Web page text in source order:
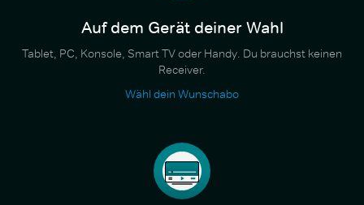
Auf dem Gerät deiner Wahl
Tablet, PC, Konsole, Smart TV oder Handy. Du brauchst keinen
Receiver.
Wähl dein Wunschabo